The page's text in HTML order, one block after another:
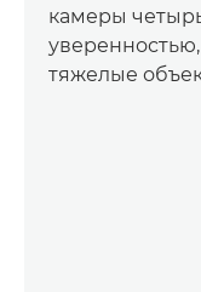
камеры
тяжелые